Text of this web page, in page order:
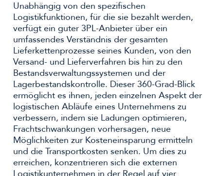
Unabhängig von den spezifischen
Logistikfunktionen, für die sie bezahlt werden,
verfügt ein guter 3PL-Anbieter über ein
umfassendes Verständnis der gesamten
Lieferkettenprozesse seines Kunden, von den
Versand- und Lieferverfahren bis hin zu den
Bestandsverwaltungssystemen und der
Lagerbestandskontrolle. Dieser 360-Grad-Blick
ermöglicht es ihnen, jeden einzelnen Aspekt der
logistischen Abläufe eines Unternehmens zu
verbessern, indem sie Ladungen optimieren,
Frachtschwankungen vorhersagen, neue
Möglichkeiten zur Kosteneinsparung ermitteln
und die Transportkosten senken. Um dies zu
erreichen, konzentrieren sich die externen